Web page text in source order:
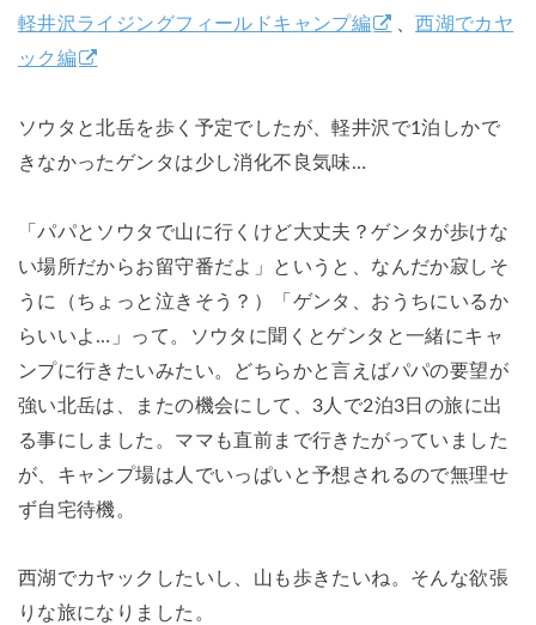
軽井沢ライジングフィールドキャンプ編
西湖でカヤ
ック編
ソウタと北岳を歩く予定でしたが、軽井沢で1泊しかで
きなかったゲンタは少し消化不良気味…
「パパとソウタで山に行くけど大丈夫？ゲンタが歩けな
い場所だからお留守番だよ」というと、なんだか寂しそ
うに（ちょっと泣きそう？）「ゲンタ、おうちにいるか
らいいよ…」って。ソウタに聞くとゲンタと一緒にキャ
ンプに行きたいみたい。どちらかと言えばパパの要望が
強い北岳は、またの機会にして、3人で2泊3日の旅に出
る事にしました。ママも直前まで行きたがっていました
が、キャンプ場は人でいっぱいと予想されるので無理せ
ず自宅待機。
西湖でカヤックしたいし、山も歩きたいね。 そんな欲張
りな旅になりました。